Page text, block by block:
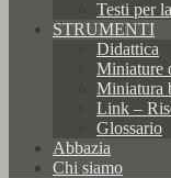
Testi per
STRUMENTI
Didattica
Miniature
Miniatura
Link –
Glossario
Abbazia
Chi siamo